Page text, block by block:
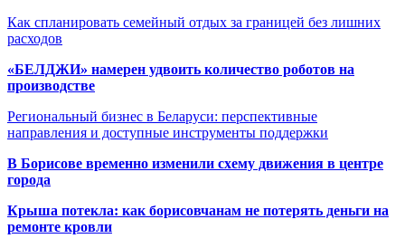
Как спланировать семейный отдых за границей без лишних
расходов
«БЕЛДЖИ» намерен удвоить количество роботов на
производстве
Региональный бизнес в Беларуси: перспективные
направления и доступные инструменты поддержки
В Борисове временно изменили схему движения в центре
города
Крыша потекла: как борисовчанам не потерять деньги на
ремонте кровли